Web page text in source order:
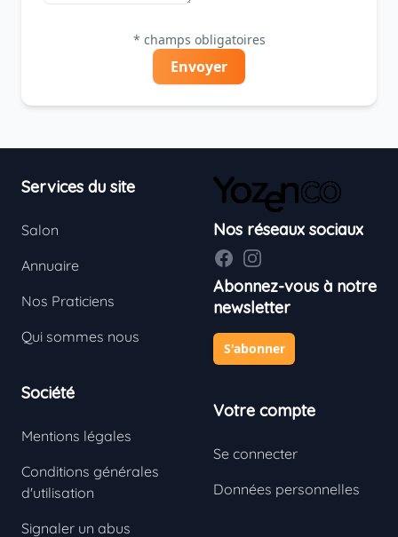
* champs obligatoires
Envoyer
Services du site
Salon
Annuaire
Nos Praticiens
Qui sommes nous
Société
Mentions légales
Conditions générales
d'utilisation
Signaler un abus
Nos réseaux sociaux
FacebookInstagram
Abonnez-vous à notre
newsletter
S'abonner
Votre compte
Se connecter
Données personnelles